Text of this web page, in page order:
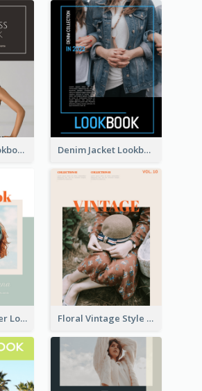
Classy Dress Lookbook Denim Jacket Lookbook
Sweater Weather Lookbook Floral Vintage Style Lookbook